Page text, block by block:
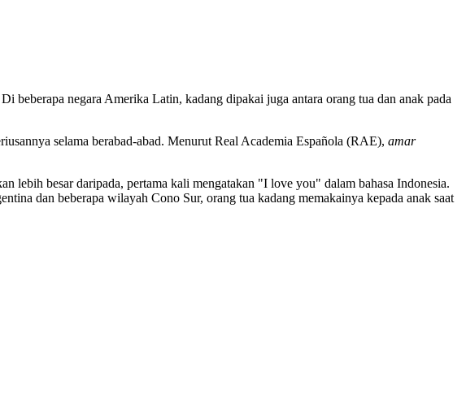
beberapa negara Amerika Latin, kadang dipakai juga antara orang tua dan anak pada
selama berabad-abad. Menurut Real Academia Española (RAE), amar
lebih besar daripada, pertama kali mengatakan "I love you" dalam bahasa Indonesia.
dan beberapa wilayah Cono Sur, orang tua kadang memakainya kepada anak saat